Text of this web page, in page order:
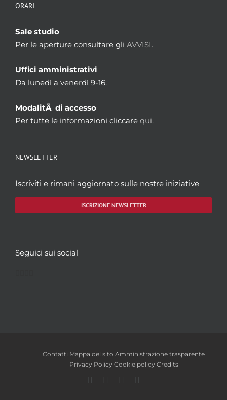
ORARI
Sale studio
Per le aperture consultare gli AVVISI.
Uffici amministrativi
Da lunedì a venerdì 9-16.
ModalitÃ di accesso
Per tutte le informazioni cliccare qui.
NEWSLETTER
Iscriviti e rimani aggiornato sulle nostre iniziative
ISCRIZIONE NEWSLETTER
Seguici sui social
Contatti Mappa del sito Amministrazione trasparente
Privacy Policy Cookie policy Credits
Facebook
TwitterYouTube